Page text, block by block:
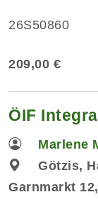
26S50860
209,00 €
ÖIF
Marlene
Götzis,
Garnmarkt